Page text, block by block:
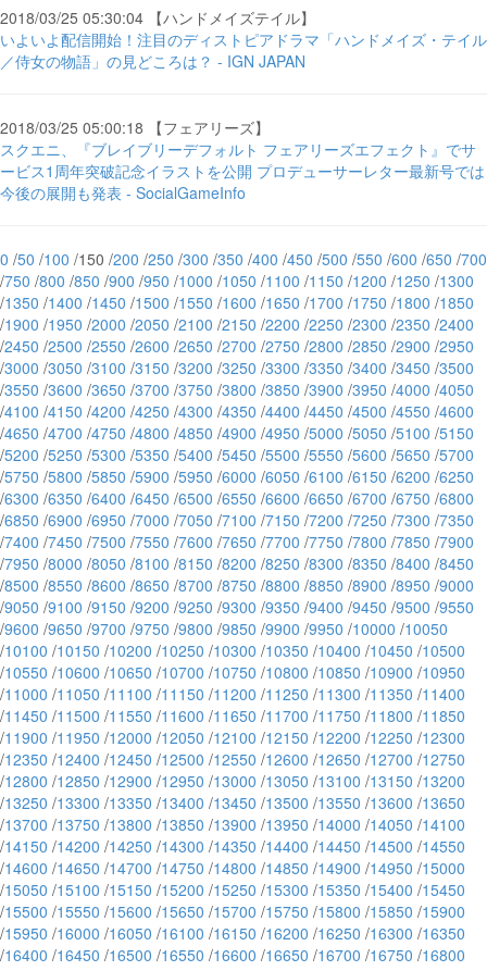
2018/03/25 05:30:04 【ハンドメイズテイル】
いよいよ配信開始！注目のディストピアドラマ「ハンドメイズ・テイル
／侍女の物語」の見どころは？ - IGN JAPAN
2018/03/25 05:00:18 【フェアリーズ】
スクエニ、『ブレイブリーデフォルト フェアリーズエフェクト』でサ
ービス1周年突破記念イラストを公開 プロデューサーレター最新号では
今後の展開も発表 - SocialGameInfo
0 /50 /100 /150 /200 /250 /300 /350 /400 /450 /500 /550 /600 /650 /700
/750 /800 /850 /900 /950 /1000 /1050 /1100 /1150 /1200 /1250 /1300
/1350 /1400 /1450 /1500 /1550 /1600 /1650 /1700 /1750 /1800 /1850
/1900 /1950 /2000 /2050 /2100 /2150 /2200 /2250 /2300 /2350 /2400
/2450 /2500 /2550 /2600 /2650 /2700 /2750 /2800 /2850 /2900 /2950
/3000 /3050 /3100 /3150 /3200 /3250 /3300 /3350 /3400 /3450 /3500
/3550 /3600 /3650 /3700 /3750 /3800 /3850 /3900 /3950 /4000 /4050
/4100 /4150 /4200 /4250 /4300 /4350 /4400 /4450 /4500 /4550 /4600
/4650 /4700 /4750 /4800 /4850 /4900 /4950 /5000 /5050 /5100 /5150
/5200 /5250 /5300 /5350 /5400 /5450 /5500 /5550 /5600 /5650 /5700
/5750 /5800 /5850 /5900 /5950 /6000 /6050 /6100 /6150 /6200 /6250
/6300 /6350 /6400 /6450 /6500 /6550 /6600 /6650 /6700 /6750 /6800
/6850 /6900 /6950 /7000 /7050 /7100 /7150 /7200 /7250 /7300 /7350
/7400 /7450 /7500 /7550 /7600 /7650 /7700 /7750 /7800 /7850 /7900
/7950 /8000 /8050 /8100 /8150 /8200 /8250 /8300 /8350 /8400 /8450
/8500 /8550 /8600 /8650 /8700 /8750 /8800 /8850 /8900 /8950 /9000
/9050 /9100 /9150 /9200 /9250 /9300 /9350 /9400 /9450 /9500 /9550
/9600 /9650 /9700 /9750 /9800 /9850 /9900 /9950 /10000 /10050
/10100 /10150 /10200 /10250 /10300 /10350 /10400 /10450 /10500
/10550 /10600 /10650 /10700 /10750 /10800 /10850 /10900 /10950
/11000 /11050 /11100 /11150 /11200 /11250 /11300 /11350 /11400
/11450 /11500 /11550 /11600 /11650 /11700 /11750 /11800 /11850
/11900 /11950 /12000 /12050 /12100 /12150 /12200 /12250 /12300
/12350 /12400 /12450 /12500 /12550 /12600 /12650 /12700 /12750
/12800 /12850 /12900 /12950 /13000 /13050 /13100 /13150 /13200
/13250 /13300 /13350 /13400 /13450 /13500 /13550 /13600 /13650
/13700 /13750 /13800 /13850 /13900 /13950 /14000 /14050 /14100
/14150 /14200 /14250 /14300 /14350 /14400 /14450 /14500 /14550
/14600 /14650 /14700 /14750 /14800 /14850 /14900 /14950 /15000
/15050 /15100 /15150 /15200 /15250 /15300 /15350 /15400 /15450
/15500 /15550 /15600 /15650 /15700 /15750 /15800 /15850 /15900
/15950 /16000 /16050 /16100 /16150 /16200 /16250 /16300 /16350
/16400 /16450 /16500 /16550 /16600 /16650 /16700 /16750 /16800